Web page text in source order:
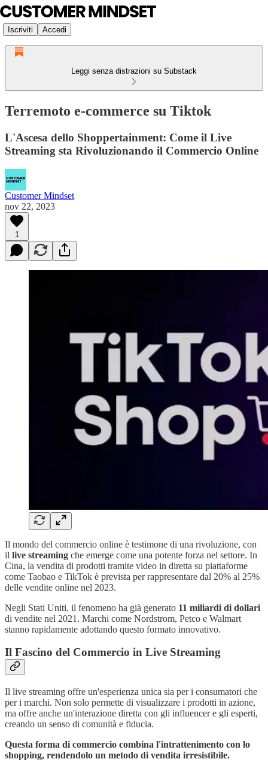
Iscriviti Accedi
Leggi senza distrazioni su Substack
Terremoto e-commerce su Tiktok
L'Ascesa dello Shoppertainment: Come il Live
Streaming sta Rivoluzionando il Commercio Online
Customer Mindset
nov 22, 2023
1
Il mondo del commercio online è testimone di una rivoluzione, con
il live streaming che emerge come una potente forza nel settore. In
Cina, la vendita di prodotti tramite video in diretta su piattaforme
come Taobao e TikTok è prevista per rappresentare dal 20% al 25%
delle vendite online nel 2023.
Negli Stati Uniti, il fenomeno ha già generato 11 miliardi di dollari
di vendite nel 2021. Marchi come Nordstrom, Petco e Walmart
stanno rapidamente adottando questo formato innovativo.
Il Fascino del Commercio in Live Streaming
Il live streaming offre un'esperienza unica sia per i consumatori che
per i marchi. Non solo permette di visualizzare i prodotti in azione,
ma offre anche un'interazione diretta con gli influencer e gli esperti,
creando un senso di comunità e fiducia.
Questa forma di commercio combina l'intrattenimento con lo
shopping, rendendolo un metodo di vendita irresistibile.